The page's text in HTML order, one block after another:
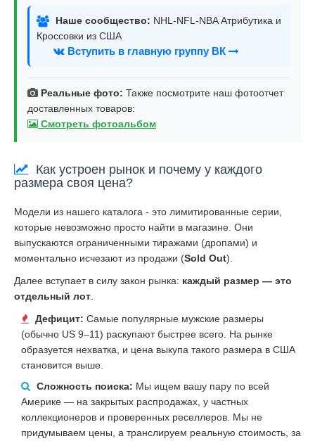
Наше сообщество: NHL-NFL-NBA Атрибутика и
Кроссовки из США
Вступить в главную группу ВК
Реальные фото: Также посмотрите наш фотоотчет
доставленных товаров:
Смотреть фотоальбом
Как устроен рынок и почему у каждого
размера своя цена?
Модели из нашего каталога - это лимитированные серии,
которые невозможно просто найти в магазине. Они
выпускаются ограниченными тиражами (дропами) и
моментально исчезают из продажи (Sold Out).
Далее вступает в силу закон рынка: каждый размер — это
отдельный лот
Дефицит: Самые популярные мужские размеры
(обычно US 9–11) раскупают быстрее всего. На рынке
образуется нехватка, и цена выкупа такого размера в США
становится выше.
Сложность поиска: Мы ищем вашу пару по всей
Америке — на закрытых распродажах, у частных
коллекционеров и проверенных реселлеров. Мы не
придумываем цены, а транслируем реальную стоимость, за